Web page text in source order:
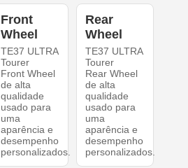
Front
Wheel
TE37 ULTRA
Tourer
Front Wheel
de alta
qualidade
usado para
uma
aparência e
desempenho
personalizados.
Rear
Wheel
TE37 ULTRA
Tourer
Rear Wheel
de alta
qualidade
usado para
uma
aparência e
desempenho
personalizados.